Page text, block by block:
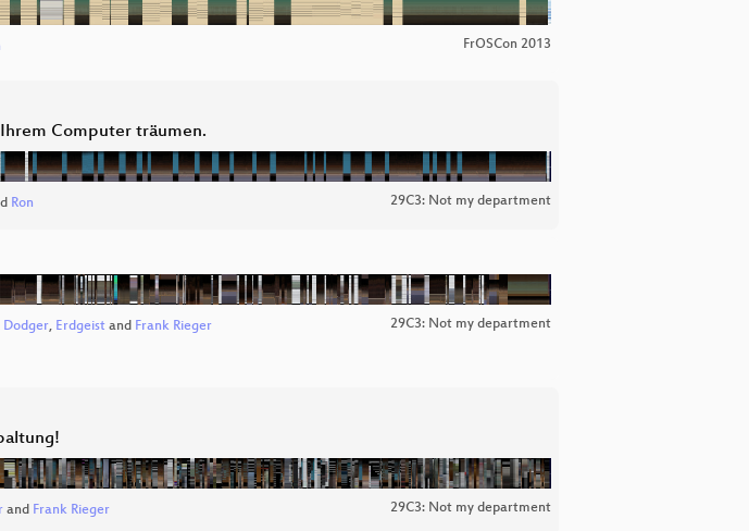
FrOSCon 2013
Computer träumen.
Ron 29C3: Not my department
Dodger, Erdgeist and Frank Rieger 29C3: Not my department
and Frank Rieger 29C3: Not my department